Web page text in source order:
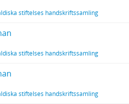
stiftelses handskriftssamling
stiftelses handskriftssamling
stiftelses handskriftssamling